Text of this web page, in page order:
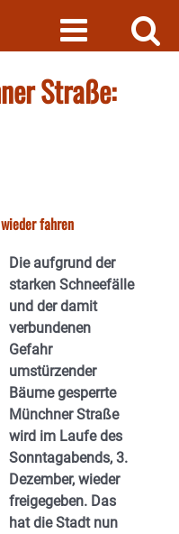
Straße:
fahren
Die aufgrund der
starken Schneefälle
und der damit
verbundenen
Gefahr
umstürzender
Bäume gesperrte
Münchner Straße
wird im Laufe des
Sonntagabends, 3.
Dezember, wieder
freigegeben. Das
hat die Stadt nun